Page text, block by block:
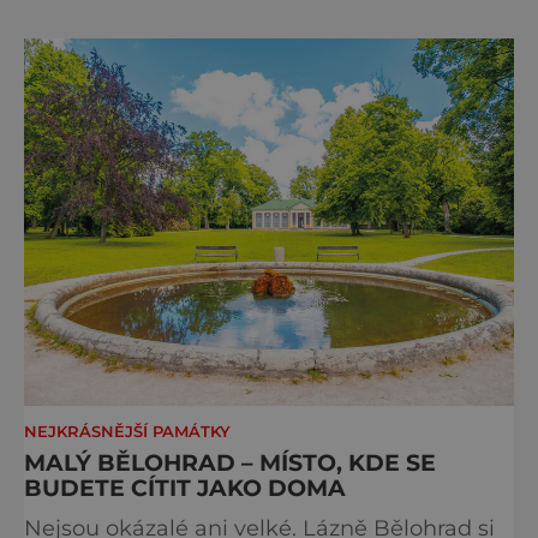
metropole, má ho na seznamu mí
NEJKRÁSNĚJŠÍ PAMÁTKY
MALÝ BĚLOHRAD – MÍSTO, KDE SE
BUDETE CÍTIT JAKO DOMA
Nejsou okázalé ani velké. Lázně Bělohrad si